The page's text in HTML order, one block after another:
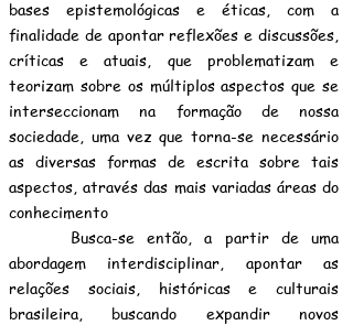
bases epistemológicas e éticas, com a
finalidade de apontar reflexões e discussões,
críticas e atuais, que problematizam e
teorizam sobre os múltiplos aspectos que se
interseccionam na formação de nossa
sociedade, uma vez que torna-se necessário
as diversas formas de escrita sobre tais
aspectos, através das mais variadas áreas do
conhecimento
Busca-se então, a partir de uma
abordagem interdisciplinar, apontar as
relações sociais, históricas e culturais
brasileira, buscando expandir novos